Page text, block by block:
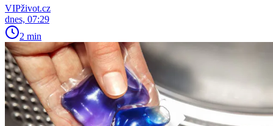
VIPživot.cz
dnes, 07:29
2 min